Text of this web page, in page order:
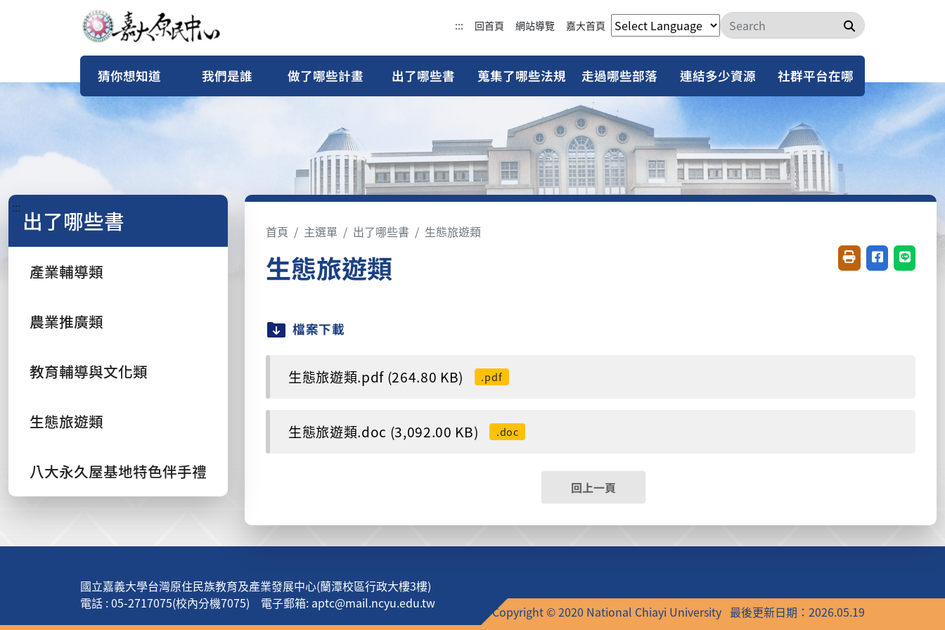
::: 回首頁 網站導覽 嘉大首頁 搜尋
猜你想知道 我們是誰 做了哪些計畫 出了哪些書 蒐集了哪些法規 走過哪些部落 連結多少資源 社群平台在哪
::: 出了哪些書
產業輔導類
農業推廣類
教育輔導與文化類
生態旅遊類
八大永久屋基地特色伴手禮
首頁 主選單 出了哪些書 生態旅遊類
生態旅遊類 友善列印(開新視窗)
分享至臉書(
分享至
檔案下載
生態旅遊類.pdf (264.80 KB) .pdf
生態旅遊類.doc (3,092.00 KB) .doc
回上一頁
國立嘉義大學台灣原住民族教育及產業發展中心(蘭潭校區行政大樓3樓)
電話 : 05-2717075(校內分機7075) 電子郵箱: aptc@mail.ncyu.edu.tw
Copyright © 2020 National Chiayi University 最後更新日期：2026.05.19